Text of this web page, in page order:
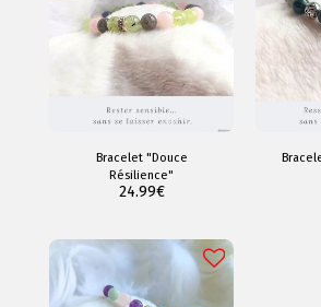
Bracelet "Douce
Résilience"
24.99€